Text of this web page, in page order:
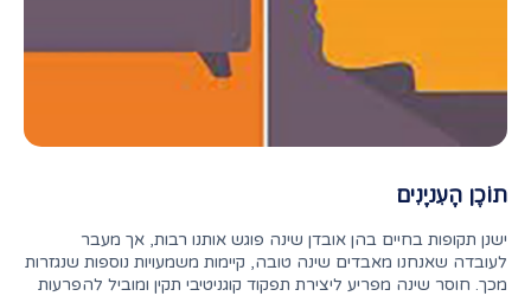
תוֹכֶן הָעִניָנִים
ישנן תקופות בחיים בהן אובדן שינה פוגש אותנו רבות, אך מעבר
לעובדה שאנחנו מאבדים שינה טובה, קיימות משמעויות נוספות שנגזרות
מכך. חוסר שינה מפריע ליצירת תפקוד קוגניטיבי תקין ומוביל להפרעות